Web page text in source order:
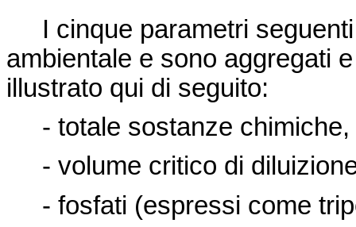
I cinque parametri
ambientale e sono aggregati
illustrato qui di seguito:
- totale sostanze chimiche,
- volume critico di
- fosfati (espressi come